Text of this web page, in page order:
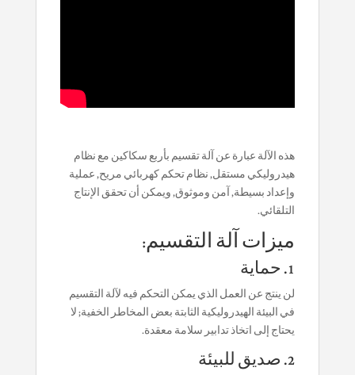
هذه الآلة عبارة عن آلة تقسيم بأربع سكاكين مع نظام
هيدروليكي مستقل, نظام تحكم كهربائي مريح, عملية
وإعداد بسيطة, آمن وموثوق, ويمكن أن تحقق الإنتاج
التلقائي.
ميزات آلة التقسيم:
1. حماية
لن ينتج عن العمل الذي يمكن التحكم فيه لآلة التقسيم
في البيئة الهيدروليكية الثابتة بعض المخاطر الخفية; لا
يحتاج إلى اتخاذ تدابير سلامة معقدة.
2. صديق للبيئة